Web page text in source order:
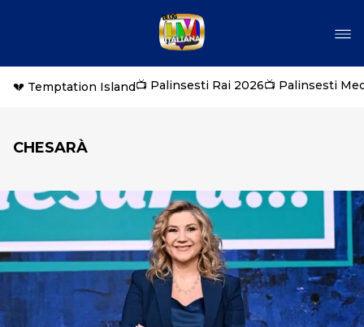
💔 Temptation Island📺 Palinsesti Rai 2026📺 Palinsesti
CHESARÀ